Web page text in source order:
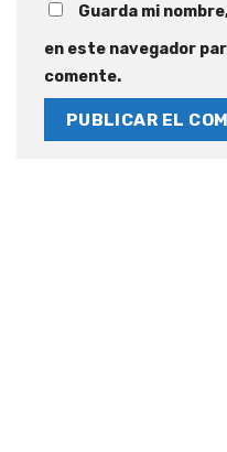
Guarda mi
en este navegador
comente.